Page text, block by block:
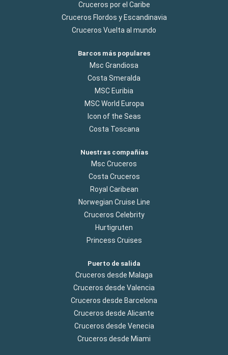
Cruceros por el Caribe
Cruceros Flordos y Escandinavia
Cruceros Vuelta al mundo
Barcos más populares
Msc Grandiosa
Costa Smeralda
MSC Euribia
MSC World Europa
Icon of the Seas
Costa Toscana
Nuestras compañías
Msc Cruceros
Costa Cruceros
Royal Caribean
Norwegian Cruise Line
Cruceros Celebrity
Hurtigruten
Princess Cruises
Puerto de salida
Cruceros desde Malaga
Cruceros desde Valencia
Cruceros desde Barcelona
Cruceros desde Alicante
Cruceros desde Venecia
Cruceros desde Miami